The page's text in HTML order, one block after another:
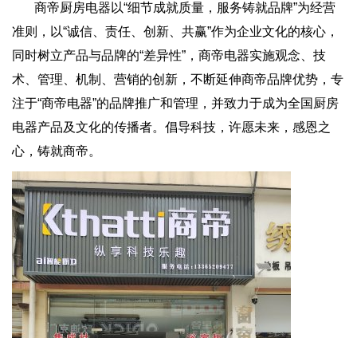
商帝厨房电器以“细节成就质量，服务铸就品牌”为经营
准则，以“诚信、责任、创新、共赢”作为企业文化的核心，
同时树立产品与品牌的“差异性”，商帝电器实施观念、技
术、管理、机制、营销的创新，不断延伸商帝品牌优势，专
注于“商帝电器”的品牌推广和管理，并致力于成为全国厨房
电器产品及文化的传播者。倡导科技，许愿未来，感恩之
心，铸就商帝。